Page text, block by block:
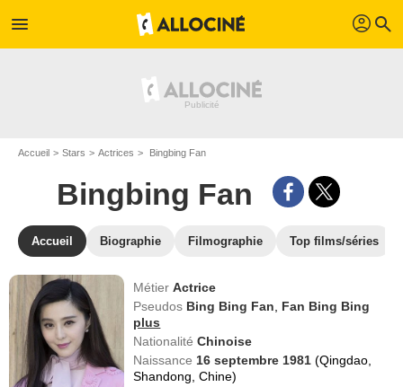
menu profil search
Accueil Stars Actrices Bingbing Fan
Bingbing Fan
Accueil Biographie Filmographie Top films/séries
MétierActrice
Pseudos Bing Bing Fan
Fan Bing Bing
plus
NationalitéChinoise
Naissance 16 septembre 1981(Qingdao,
Shandong, Chine)